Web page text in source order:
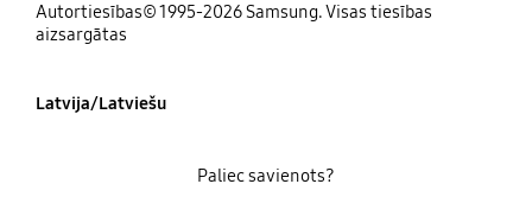
Autortiesības© 1995-2026 Samsung. Visas tiesības
aizsargātas
Latvija/Latviešu
Paliec savienots?